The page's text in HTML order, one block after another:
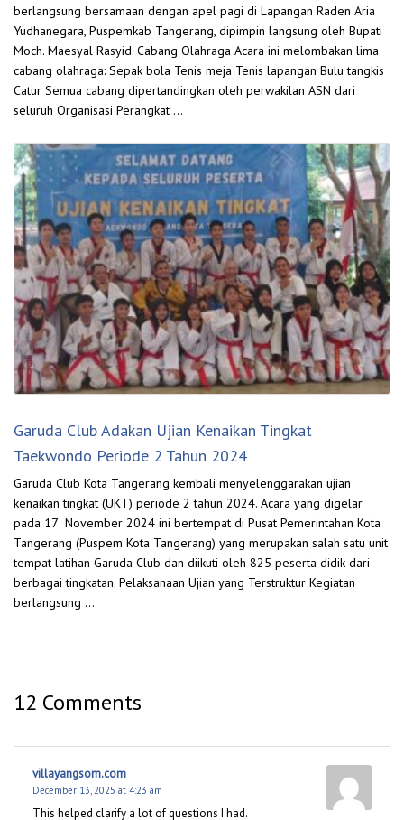
berlangsung bersamaan dengan apel pagi di Lapangan Raden Aria
Yudhanegara, Puspemkab Tangerang, dipimpin langsung oleh Bupati
Moch. Maesyal Rasyid. Cabang Olahraga Acara ini melombakan lima
cabang olahraga: Sepak bola Tenis meja Tenis lapangan Bulu tangkis
Catur Semua cabang dipertandingkan oleh perwakilan ASN dari
seluruh Organisasi Perangkat …
Garuda Club Adakan Ujian Kenaikan Tingkat
Taekwondo Periode 2 Tahun 2024
Garuda Club Kota Tangerang kembali menyelenggarakan ujian
kenaikan tingkat (UKT) periode 2 tahun 2024. Acara yang digelar
pada 17 November 2024 ini bertempat di Pusat Pemerintahan Kota
Tangerang (Puspem Kota Tangerang) yang merupakan salah satu unit
tempat latihan Garuda Club dan diikuti oleh 825 peserta didik dari
berbagai tingkatan. Pelaksanaan Ujian yang Terstruktur Kegiatan
berlangsung …
12 Comments
villayangsom.com
December 13, 2025 at 4:23 am
This helped clarify a lot of questions I had.